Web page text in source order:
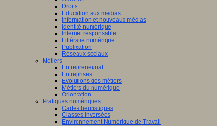
Droits
Education aux médias
Information et nouveaux médias
Identité numérique
Internet responsable
Littératie numérique
Publication
Réseaux sociaux
Métiers
Entrepreneuriat
Entreprises
Evolutions des métiers
Métiers du numérique
Orientation
Pratiques numériques
Cartes heuristiques
Classes inversées
Environnement Numérique de Travail